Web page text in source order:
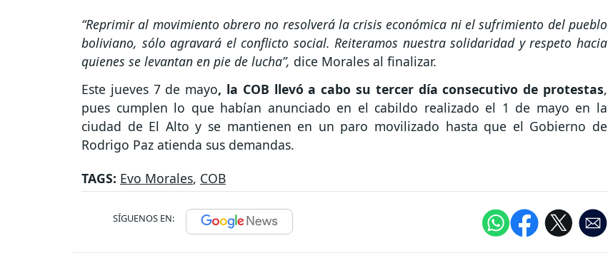
“Reprimir al movimiento obrero no resolverá la crisis económica ni el sufrimiento del pueblo
boliviano, sólo agravará el conflicto social. Reiteramos nuestra solidaridad y respeto hacia
quienes se levantan en pie de lucha”, dice Morales al finalizar.
Este jueves 7 de mayo, la COB llevó a cabo su tercer día consecutivo de protestas,
pues cumplen lo que habían anunciado en el cabildo realizado el 1 de mayo en la
ciudad de El Alto y se mantienen en un paro movilizado hasta que el Gobierno de
Rodrigo Paz atienda sus demandas.
TAGS: Evo Morales, COB
SÍGUENOS EN: